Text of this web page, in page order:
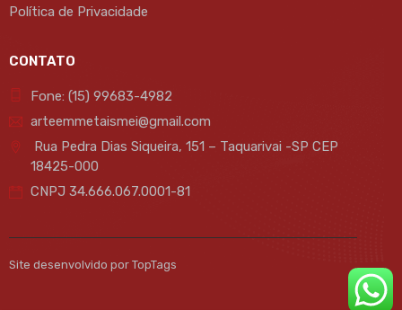
Política de Privacidade
CONTATO
Fone: (15) 99683-4982
arteemmetaismei@gmail.com
Rua Pedra Dias Siqueira, 151 – Taquarivai -SP CEP
18425-000
CNPJ 34.666.067.0001-81
Site desenvolvido por TopTags